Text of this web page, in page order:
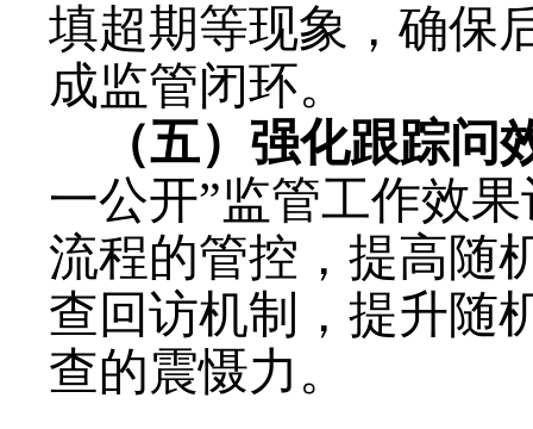
填超期等现象，确保
成监管闭环。
（五）强化跟踪问
一公开”监管工作效
流程的管控，提高随
查回访机制
，提升随
查的震慑力。